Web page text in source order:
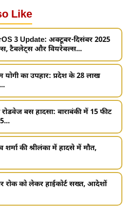
Like
3 Update: अक्टूबर-दिसंबर 2025
टैबलेट्स और वियरेबल्स...
योगी का उपहार: प्रदेश के 28 लाख
रोडवेज बस हादसा: बाराबंकी में 15 फीट
शर्मा की श्रीलंका में हादसे में मौत,
रोक को लेकर हाईकोर्ट सख्त, आदेशों